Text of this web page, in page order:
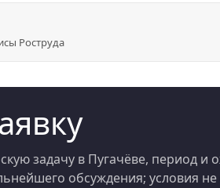
Роструда
задачу в Пугачёве, период
обсуждения; условия